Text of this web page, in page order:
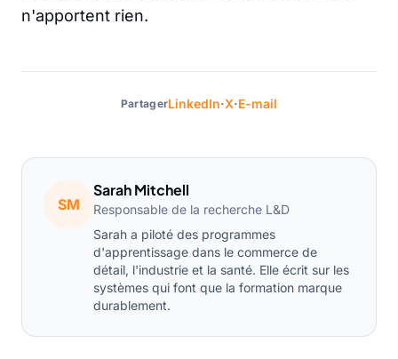
n'apportent rien.
PartagerLinkedIn·X·E-mail
SM
Sarah Mitchell
Responsable de la recherche L&D
Sarah a piloté des programmes
d'apprentissage dans le commerce de
détail, l'industrie et la santé. Elle écrit sur les
systèmes qui font que la formation marque
durablement.